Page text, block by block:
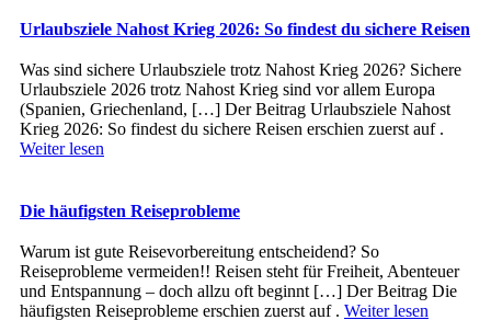
Urlaubsziele Nahost Krieg 2026: So findest du sichere Reisen
Was sind sichere Urlaubsziele trotz Nahost Krieg 2026? Sichere
Urlaubsziele 2026 trotz Nahost Krieg sind vor allem Europa
(Spanien, Griechenland, […] Der Beitrag Urlaubsziele Nahost
Krieg 2026: So findest du sichere Reisen erschien zuerst auf .
Weiter lesen
Die häufigsten Reiseprobleme
Warum ist gute Reisevorbereitung entscheidend? So
Reiseprobleme vermeiden!! Reisen steht für Freiheit, Abenteuer
und Entspannung – doch allzu oft beginnt […] Der Beitrag Die
häufigsten Reiseprobleme erschien zuerst auf . Weiter lesen